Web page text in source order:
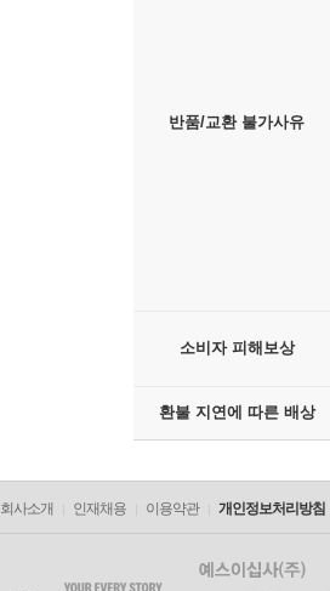
반품/교환 불가사유
소비자 피해보상
환불 지연에 따른 배상
회사소개 인재채용 이용약관 개인정보처리방침